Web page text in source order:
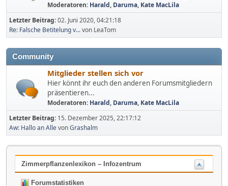
Moderatoren: Harald, Daruma, Kate MacLila
Letzter Beitrag:02. Juni 2020, 04:21:18
Re: Falsche Betitelung v...von LeaTom
Community
Mitglieder stellen sich vor
Hier könnt ihr euch den anderen Forumsmitgliedern
präsentieren...
Moderatoren: Harald, Daruma, Kate MacLila
Letzter Beitrag: 15. Dezember 2025, 22:17:12
Aw: Hallo an AllevonGrashalm
Zimmerpflanzenlexikon – Infozentrum
Forumstatistiken